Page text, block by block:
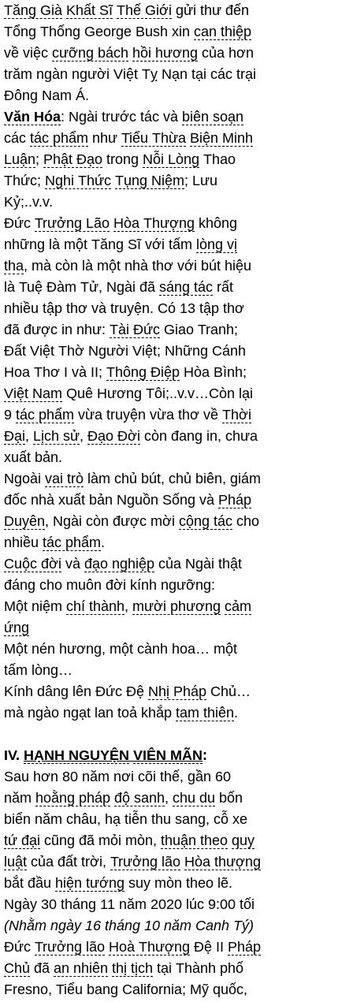
Tăng Già Khất Sĩ Thế Giới gửi thư đến
Tổng Thống George Bush xin can thiệp
về việc cưỡng bách hồi hương của hơn
trăm ngàn người Việt Tỵ Nạn tại các trại
Đông Nam Á.
Văn Hóa: Ngài trước tác và biên soạn
các tác phẩm như Tiểu Thừa Biện Minh
Luận; Phật Đạo trong Nỗi Lòng Thao
Thức; Nghi Thức Tụng Niệm; Lưu
Kỷ;..v.v.
Đức Trưởng Lão Hòa Thượng không
những là một Tăng Sĩ với tấm lòng vị
tha, mà còn là một nhà thơ với bút hiệu
là Tuệ Đàm Tử, Ngài đã sáng tác rất
nhiều tập thơ và truyện. Có 13 tập thơ
đã được in như: Tài Đức Giao Tranh;
Đất Việt Thờ Người Việt; Những Cánh
Hoa Thơ I và II; Thông Điệp Hòa Bình;
Việt Nam Quê Hương Tôi;..v.v…Còn lại
9 tác phẩm vừa truyện vừa thơ về Thời
Đại, Lịch sử, Đạo Đời còn đang in, chưa
xuất bản.
Ngoài vai trò làm chủ bút, chủ biên, giám
đốc nhà xuất bản Nguồn Sống và Pháp
Duyên, Ngài còn được mời cộng tác cho
nhiều tác phẩm.
Cuộc đời và đạo nghiệp của Ngài thật
đáng cho muôn đời kính ngưỡng:
Một niệm chí thành, mười phương cảm
ứng
Một nén hương, một cành hoa… một
tấm lòng…
Kính dâng lên Đức Đệ Nhị Pháp Chủ…
mà ngào ngạt lan toả khắp tam thiên.
IV. HẠNH NGUYỆN VIÊN MÃN:
Sau hơn 80 năm nơi cõi thế, gần 60
năm hoằng pháp độ sanh, chu du bốn
biển năm châu, hạ tiễn thu sang, cỗ xe
tứ đại cũng đã mỏi mòn, thuận theo quy
luật của đất trời, Trưởng lão Hòa thượng
bắt đầu hiện tướng suy mòn theo lẽ.
Ngày 30 tháng 11 năm 2020 lúc 9:00 tối
(Nhằm ngày 16 tháng 10 năm Canh Tý)
Đức Trưởng lão Hoà Thượng Đệ II Pháp
Chủ đã an nhiên thị tịch tại Thành phố
Fresno, Tiểu bang California; Mỹ quốc,